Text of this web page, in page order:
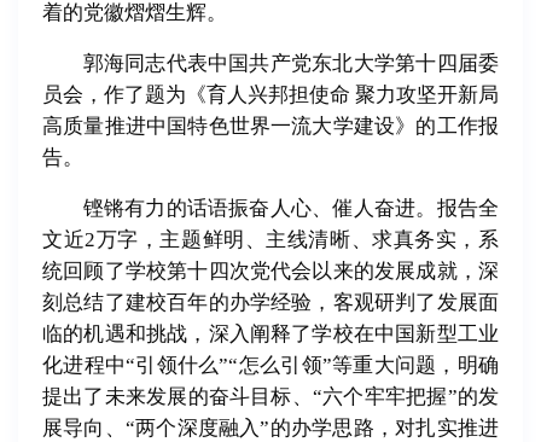
着的党徽熠熠生辉。
郭海同志代表中国共产党东北大学第十四届委
员会，作了题为《育人兴邦担使命 聚力攻坚开新局
高质量推进中国特色世界一流大学建设》的工作报
告。
铿锵有力的话语振奋人心、催人奋进。报告全
文近2万字，主题鲜明、主线清晰、求真务实，系
统回顾了学校第十四次党代会以来的发展成就，深
刻总结了建校百年的办学经验，客观研判了发展面
临的机遇和挑战，深入阐释了学校在中国新型工业
化进程中“引领什么”“怎么引领”等重大问题，明确
提出了未来发展的奋斗目标、“六个牢牢把握”的发
展导向、“两个深度融入”的办学思路，对扎实推进